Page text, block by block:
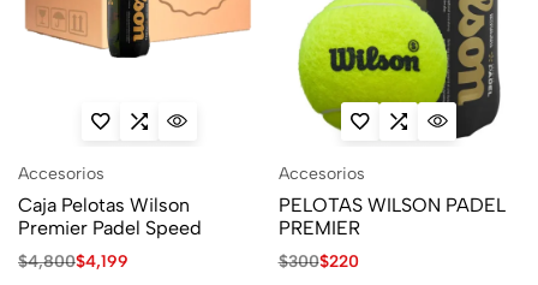
Accesorios
Caja Pelotas Wilson
Premier Padel Speed
$4,800$4,199
Accesorios
PELOTAS WILSON PADEL
PREMIER
$300$220